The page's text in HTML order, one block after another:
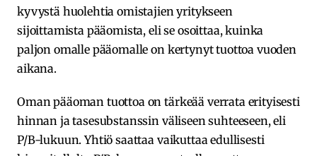
kyvystä huolehtia omistajien yritykseen
sijoittamista pääomista, eli se osoittaa, kuinka
paljon omalle pääomalle on kertynyt tuottoa vuoden
aikana.
Oman pääoman tuottoa on tärkeää verrata erityisesti
hinnan ja tasesubstanssin väliseen suhteeseen, eli
P/B-lukuun. Yhtiö saattaa vaikuttaa edullisesti